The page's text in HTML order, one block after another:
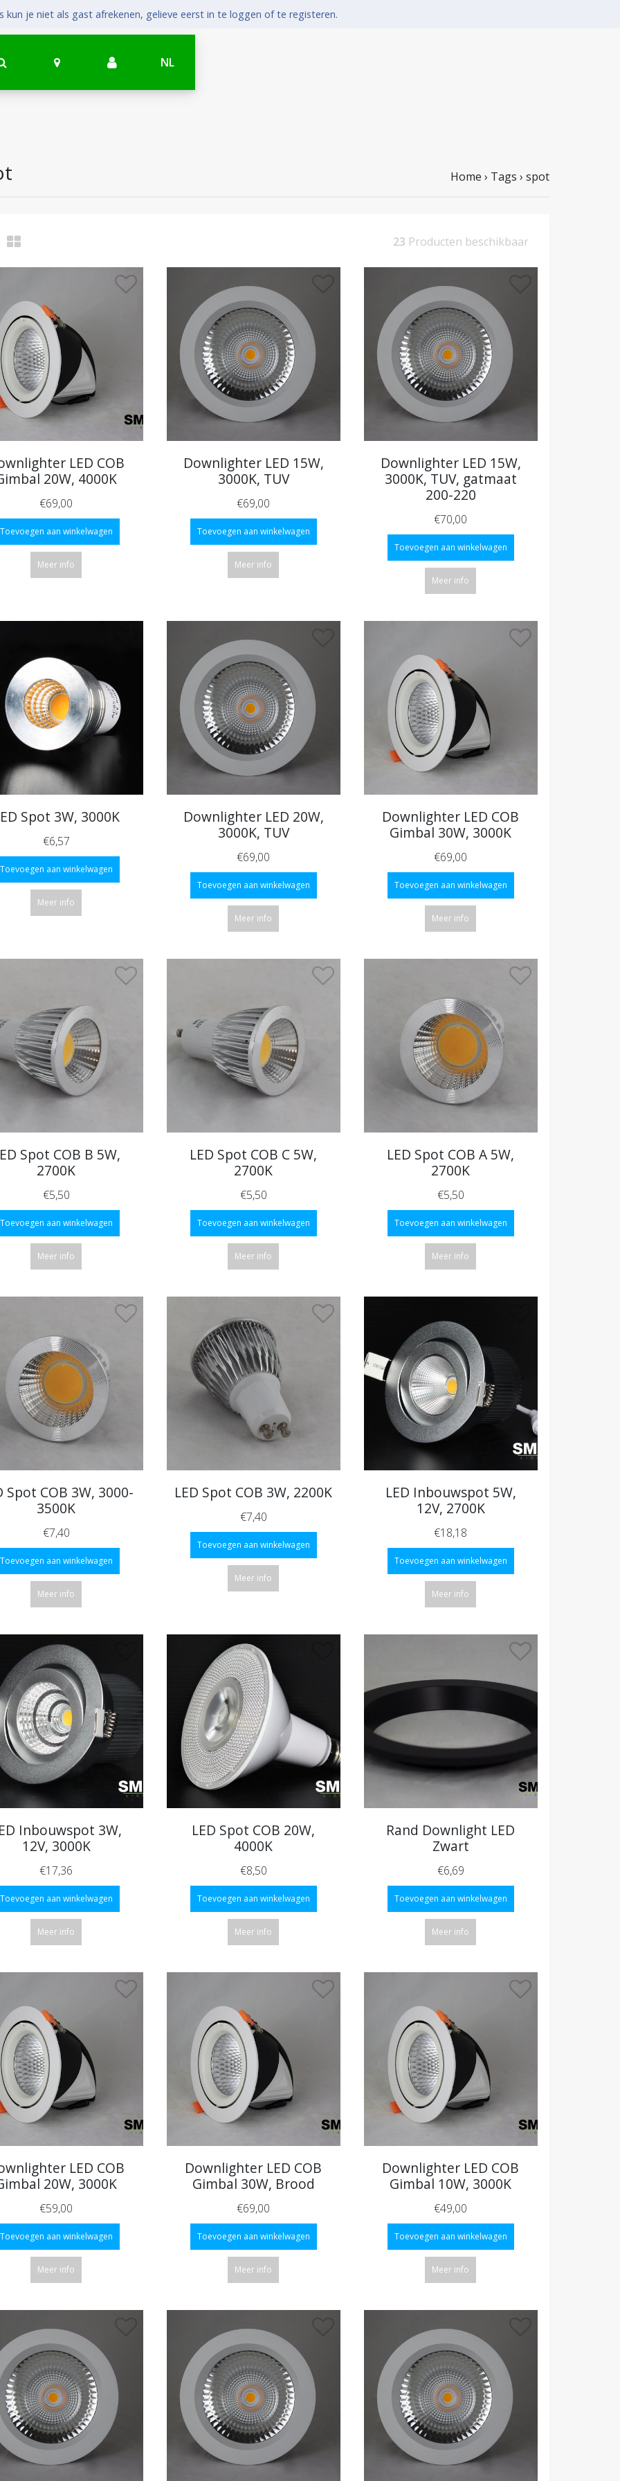
NL
kun je niet als gast afrekenen, gelieve eerst in te loggen of te registeren.
Home › Tags › spot
23 Producten beschikbaar
LED COB
20W, 4000K
€69,00
Toevoegen aan winkelwagen
Meer info
Downlighter LED 15W,
3000K, TUV
€69,00
Toevoegen aan winkelwagen
Meer info
Downlighter LED 15W,
3000K, TUV, gatmaat
200-220
€70,00
Toevoegen aan winkelwagen
Meer info
Spot 3W, 3000K
€6,57
Toevoegen aan winkelwagen
Meer info
Downlighter LED 20W,
3000K, TUV
€69,00
Toevoegen aan winkelwagen
Meer info
Downlighter LED COB
Gimbal 30W, 3000K
€69,00
Toevoegen aan winkelwagen
Meer info
Spot COB B 5W,
2700K
€5,50
Toevoegen aan winkelwagen
Meer info
LED Spot COB C 5W,
2700K
€5,50
Toevoegen aan winkelwagen
Meer info
LED Spot COB A 5W,
2700K
€5,50
Toevoegen aan winkelwagen
Meer info
Spot COB 3W, 3000-
3500K
€7,40
Toevoegen aan winkelwagen
Meer info
LED Spot COB 3W, 2200K
€7,40
Toevoegen aan winkelwagen
Meer info
LED Inbouwspot 5W,
12V, 2700K
€18,18
Toevoegen aan winkelwagen
Meer info
Inbouwspot 3W,
12V, 3000K
€17,36
Toevoegen aan winkelwagen
Meer info
LED Spot COB 20W,
4000K
€8,50
Toevoegen aan winkelwagen
Meer info
Rand Downlight LED
Zwart
€6,69
Toevoegen aan winkelwagen
Meer info
LED COB
20W, 3000K
€59,00
Toevoegen aan winkelwagen
Meer info
Downlighter LED COB
Gimbal 30W, Brood
€69,00
Toevoegen aan winkelwagen
Meer info
Downlighter LED COB
Gimbal 10W, 3000K
€49,00
Toevoegen aan winkelwagen
Meer info